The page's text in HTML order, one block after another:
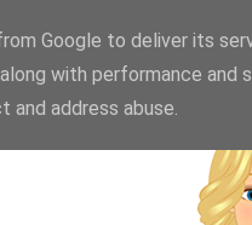
Google to deliver its
with performance
address abuse.